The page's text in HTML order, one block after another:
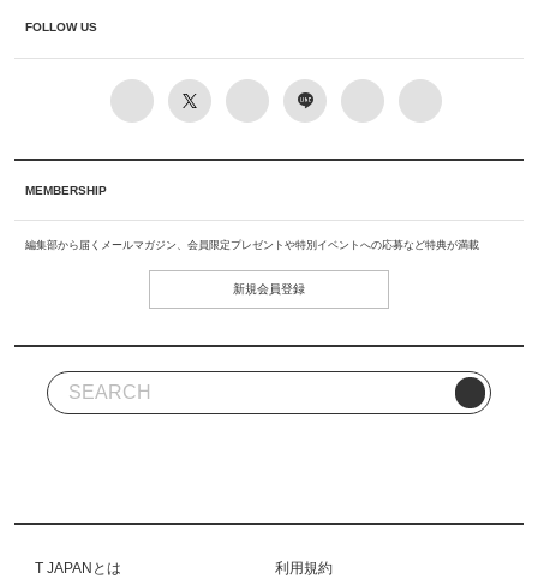
FOLLOW US
MEMBERSHIP
編集部から届くメールマガジン、会員限定プレゼントや特別イベントへの応募など特典が満載
新規会員登録
T JAPANとは
利用規約